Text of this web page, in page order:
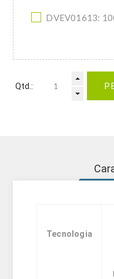
DVEV01613:
Qtd.:
Tecnologia